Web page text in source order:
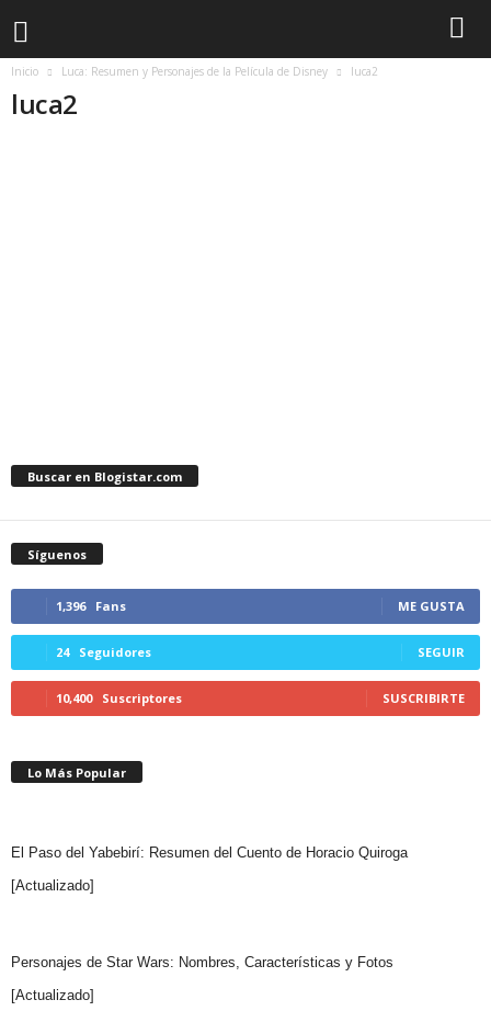
Inicio Luca: Resumen y Personajes de la Película de Disney luca2
luca2
Buscar en Blogistar.com
Síguenos
1,396 Fans ME GUSTA
24 Seguidores SEGUIR
10,400 Suscriptores SUSCRIBIRTE
Lo Más Popular
El Paso del Yabebirí: Resumen del Cuento de Horacio Quiroga
[Actualizado]
Personajes de Star Wars: Nombres, Características y Fotos
[Actualizado]